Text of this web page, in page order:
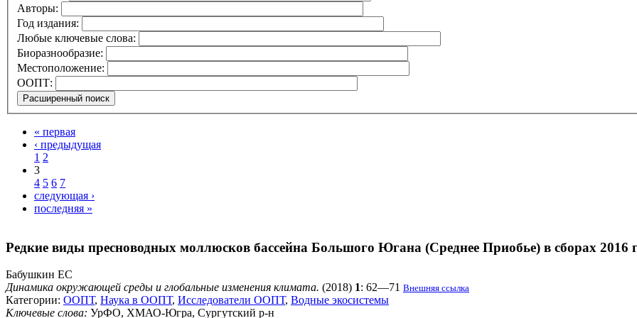
Авторы:
Год издания:
Любые ключевые слова:
Биоразнообразие:
Местоположение:
ООПТ:
« первая
‹ предыдущая
1 2
3
4 5 6 7
следующая ›
последняя »
Редкие виды пресноводных моллюсков бассейна Большого Югана (Среднее Приобье) в сборах 2016
Бабушкин ЕС
Динамика окружающей среды и глобальные изменения климата. (2018) 1: 62—71 Внешняя ссылка
Категории: ООПТ, Наука в ООПТ, Исследователи ООПТ, Водные экосистемы
Ключевые слова: УрФО, ХМАО-Югра, Сургутский р-н